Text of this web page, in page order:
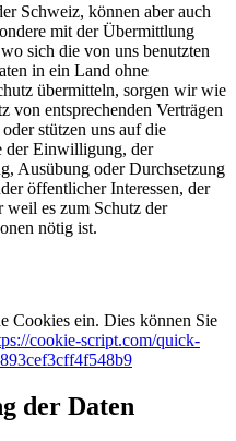
Schweiz, können aber auch
mit der Übermittlung
sich die von uns benutzten
in ein Land ohne
übermitteln, sorgen wir wie
von entsprechenden Verträgen
stützen uns auf die
der Einwilligung, der
Ausübung oder Durchsetzung
öffentlicher Interessen, der
weil es zum Schutz der
nötig ist.
Cookies ein. Dies können Sie
cookie-script.com/quick-
der Daten